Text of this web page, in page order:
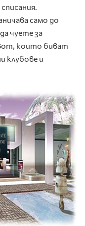
само до
чуете за
които биват
клубове и